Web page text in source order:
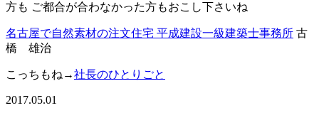
方も ご都合が合わなかった方もおこし下さいね
名古屋で自然素材の注文住宅 平成建設一級建築士事務所 古
橋 雄治
こっちもね→社長のひとりごと
2017.05.01